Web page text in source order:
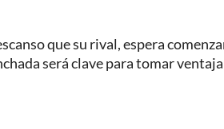
que su rival, espera
será clave para tomar